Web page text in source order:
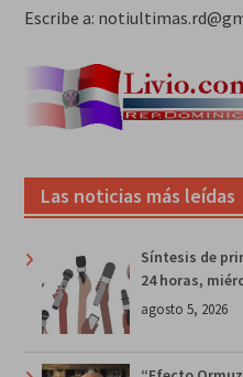
Escribe a:
Las noticias más leídas
Síntesis de
24 horas,
agosto 5, 2026